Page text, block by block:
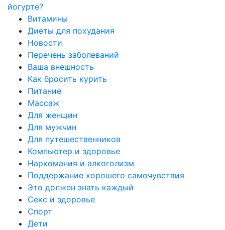
йогурте?
Витамины
Диеты для похудания
Новости
Перечень заболеваний
Ваша внешность
Как бросить курить
Питание
Массаж
Для женщин
Для мужчин
Для путешественников
Компьютер и здоровье
Наркомания и алкоголизм
Поддержание хорошего самочувствия
Это должен знать каждый
Секс и здоровье
Спорт
Дети